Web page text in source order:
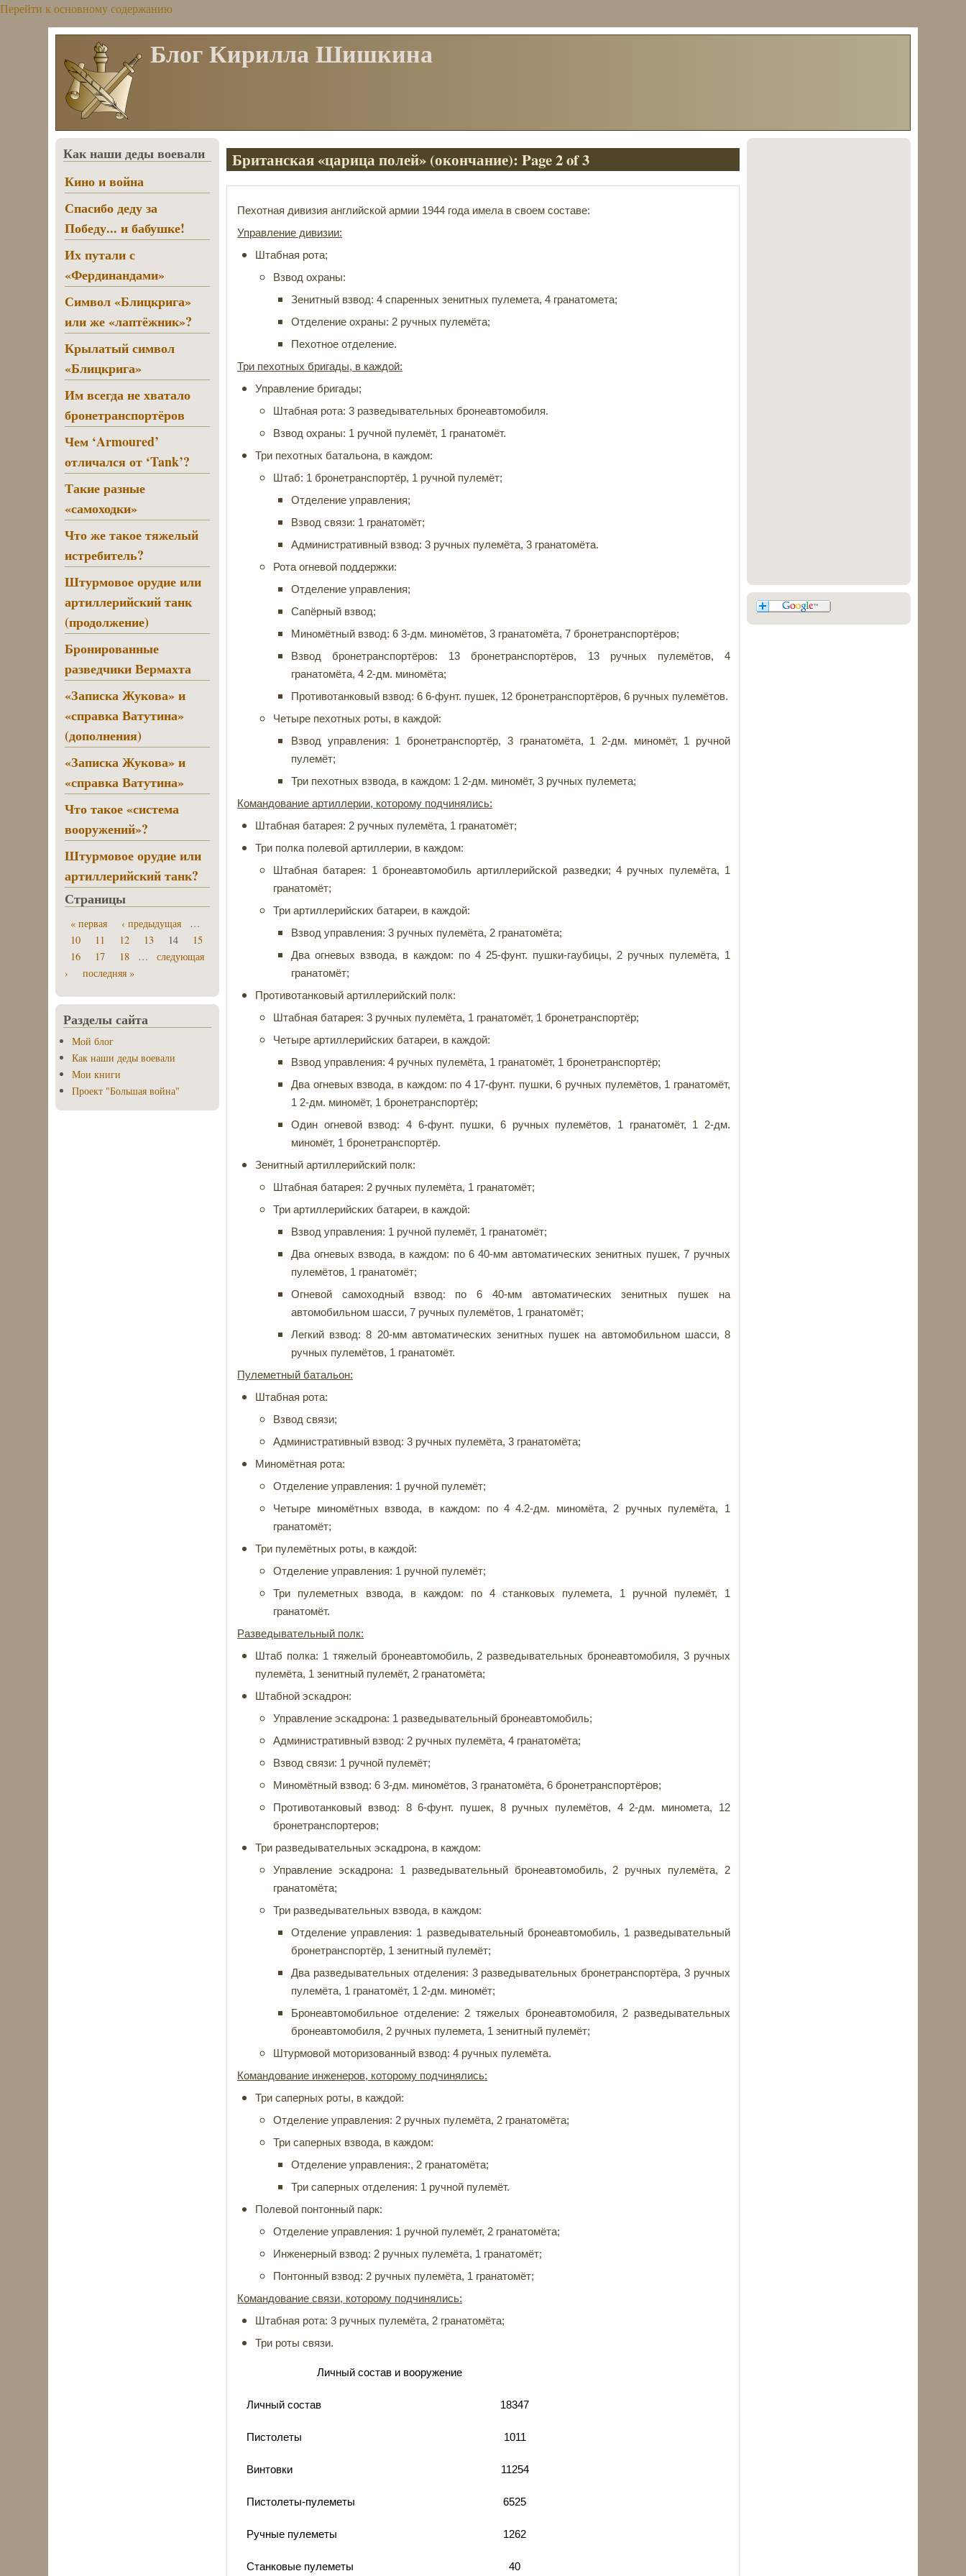
Перейти к основному содержанию
Блог Кирилла Шишкина
Британская «царица полей» (окончание): Page 2 of 3
Пехотная дивизия английской армии 1944 года имела в своем составе:
Управление дивизии:
Штабная рота;
Взвод охраны:
Зенитный взвод: 4 спаренных зенитных пулемета, 4 гранатомета;
Отделение охраны: 2 ручных пулемёта;
Пехотное отделение.
Три пехотных бригады, в каждой:
Управление бригады;
Штабная рота: 3 разведывательных бронеавтомобиля.
Взвод охраны: 1 ручной пулемёт, 1 гранатомёт.
Три пехотных батальона, в каждом:
Штаб: 1 бронетранспортёр, 1 ручной пулемёт;
Отделение управления;
Взвод связи: 1 гранатомёт;
Административный взвод: 3 ручных пулемёта, 3 гранатомёта.
Рота огневой поддержки:
Отделение управления;
Сапёрный взвод;
Миномётный взвод: 6 3-дм. миномётов, 3 гранатомёта, 7 бронетранспортёров;
Взвод бронетранспортёров: 13 бронетранспортёров, 13 ручных пулемётов, 4
гранатомёта, 4 2-дм. миномёта;
Противотанковый взвод: 6 6-фунт. пушек, 12 бронетранспортёров, 6 ручных пулемётов.
Четыре пехотных роты, в каждой:
Взвод управления: 1 бронетранспортёр, 3 гранатомёта, 1 2-дм. миномёт, 1 ручной
пулемёт;
Три пехотных взвода, в каждом: 1 2-дм. миномёт, 3 ручных пулемета;
Командование артиллерии, которому подчинялись:
Штабная батарея: 2 ручных пулемёта, 1 гранатомёт;
Три полка полевой артиллерии, в каждом:
Штабная батарея: 1 бронеавтомобиль артиллерийской разведки; 4 ручных пулемёта, 1
гранатомёт;
Три артиллерийских батареи, в каждой:
Взвод управления: 3 ручных пулемёта, 2 гранатомёта;
Два огневых взвода, в каждом: по 4 25-фунт. пушки-гаубицы, 2 ручных пулемёта, 1
гранатомёт;
Противотанковый артиллерийский полк:
Штабная батарея: 3 ручных пулемёта, 1 гранатомёт, 1 бронетранспортёр;
Четыре артиллерийских батареи, в каждой:
Взвод управления: 4 ручных пулемёта, 1 гранатомёт, 1 бронетранспортёр;
Два огневых взвода, в каждом: по 4 17-фунт. пушки, 6 ручных пулемётов, 1 гранатомёт,
1 2-дм. миномёт, 1 бронетранспортёр;
Один огневой взвод: 4 6-фунт. пушки, 6 ручных пулемётов, 1 гранатомёт, 1 2-дм.
миномёт, 1 бронетранспортёр.
Зенитный артиллерийский полк:
Штабная батарея: 2 ручных пулемёта, 1 гранатомёт;
Три артиллерийских батареи, в каждой:
Взвод управления: 1 ручной пулемёт, 1 гранатомёт;
Два огневых взвода, в каждом: по 6 40-мм автоматических зенитных пушек, 7 ручных
пулемётов, 1 гранатомёт;
Огневой самоходный взвод: по 6 40-мм автоматических зенитных пушек на
автомобильном шасси, 7 ручных пулемётов, 1 гранатомёт;
Легкий взвод: 8 20-мм автоматических зенитных пушек на автомобильном шасси, 8
ручных пулемётов, 1 гранатомёт.
Пулеметный батальон:
Штабная рота:
Взвод связи;
Административный взвод: 3 ручных пулемёта, 3 гранатомёта;
Миномётная рота:
Отделение управления: 1 ручной пулемёт;
Четыре миномётных взвода, в каждом: по 4 4.2-дм. миномёта, 2 ручных пулемёта, 1
гранатомёт;
Три пулемётных роты, в каждой:
Отделение управления: 1 ручной пулемёт;
Три пулеметных взвода, в каждом: по 4 станковых пулемета, 1 ручной пулемёт, 1
гранатомёт.
Разведывательный полк:
Штаб полка: 1 тяжелый бронеавтомобиль, 2 разведывательных бронеавтомобиля, 3 ручных
пулемёта, 1 зенитный пулемёт, 2 гранатомёта;
Штабной эскадрон:
Управление эскадрона: 1 разведывательный бронеавтомобиль;
Административный взвод: 2 ручных пулемёта, 4 гранатомёта;
Взвод связи: 1 ручной пулемёт;
Миномётный взвод: 6 3-дм. миномётов, 3 гранатомёта, 6 бронетранспортёров;
Противотанковый взвод: 8 6-фунт. пушек, 8 ручных пулемётов, 4 2-дм. миномета, 12
бронетранспортеров;
Три разведывательных эскадрона, в каждом:
Управление эскадрона: 1 разведывательный бронеавтомобиль, 2 ручных пулемёта, 2
гранатомёта;
Три разведывательных взвода, в каждом:
Отделение управления: 1 разведывательный бронеавтомобиль, 1 разведывательный
бронетранспортёр, 1 зенитный пулемёт;
Два разведывательных отделения: 3 разведывательных бронетранспортёра, 3 ручных
пулемёта, 1 гранатомёт, 1 2-дм. миномёт;
Бронеавтомобильное отделение: 2 тяжелых бронеавтомобиля, 2 разведывательных
бронеавтомобиля, 2 ручных пулемета, 1 зенитный пулемёт;
Штурмовой моторизованный взвод: 4 ручных пулемёта.
Командование инженеров, которому подчинялись:
Три саперных роты, в каждой:
Отделение управления: 2 ручных пулемёта, 2 гранатомёта;
Три саперных взвода, в каждом:
Отделение управления:, 2 гранатомёта;
Три саперных отделения: 1 ручной пулемёт.
Полевой понтонный парк:
Отделение управления: 1 ручной пулемёт, 2 гранатомёта;
Инженерный взвод: 2 ручных пулемёта, 1 гранатомёт;
Понтонный взвод: 2 ручных пулемёта, 1 гранатомёт;
Командование связи, которому подчинялись:
Штабная рота: 3 ручных пулемёта, 2 гранатомёта;
Три роты связи.
Личный состав и вооружение
Личный состав 18347
Пистолеты 1011
Винтовки 11254
Пистолеты-пулеметы 6525
Ручные пулеметы 1262
Станковые пулеметы 40
Как наши деды воевали
Кино и война
Спасибо деду за
Победу... и бабушке!
Их путали с
«Фердинандами»
Символ «Блицкрига»
или же «лаптёжник»?
Крылатый символ
«Блицкрига»
Им всегда не хватало
бронетранспортёров
Чем ‘Armoured’
отличался от ‘Tank’?
Такие разные
«самоходки»
Что же такое тяжелый
истребитель?
Штурмовое орудие или
артиллерийский танк
(продолжение)
Бронированные
разведчики Вермахта
«Записка Жукова» и
«справка Ватутина»
(дополнения)
«Записка Жукова» и
«справка Ватутина»
Что такое «система
вооружений»?
Штурмовое орудие или
артиллерийский танк?
Страницы
« первая ‹ предыдущая
…
10
11 12 13 14
15
16
17 18 …
следующая
›
последняя »
Разделы сайта
Мой блог
Как наши деды воевали
Мои книги
Проект "Большая война"